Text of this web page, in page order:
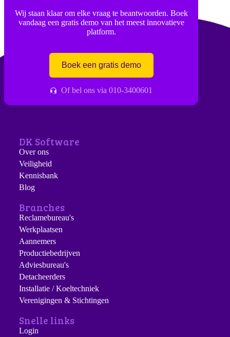
Wij staan klaar om elke vraag te beantwoorden. Boek
vandaag een gratis demo van het meest innovatieve
platform.
Boek een gratis demo
Of bel ons via 010-3400601
DK Software
Over ons
Veiligheid
Kennisbank
Blog
Branches
Reclamebureau's
Werkplaatsen
Aannemers
Productiebedrijven
Adviesbureau's
Detacheerders
Installatie / Koeltechniek
Verenigingen & Stichtingen
Snelle links
Login